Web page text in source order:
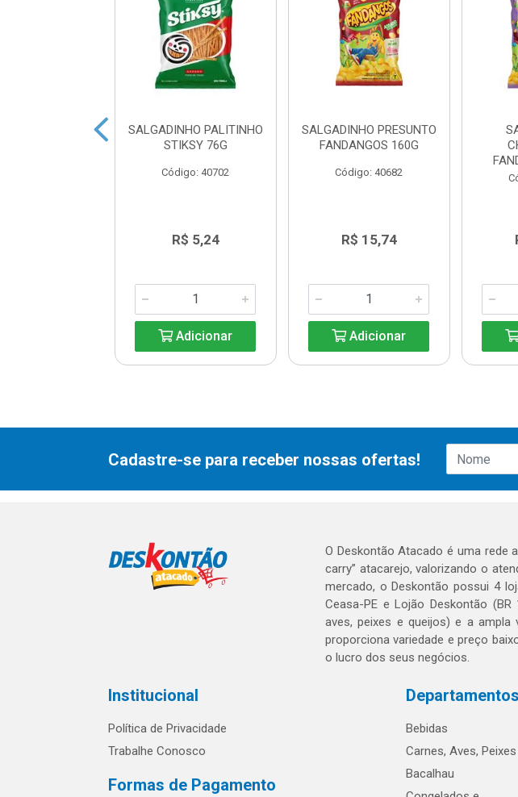
SALGADINHO PALITINHO
STIKSY 76G
Código: 40702
R$ 5,24
Adicionar
SALGADINHO PRESUNTO
FANDANGOS 160G
Código: 40682
R$ 15,74
Adicionar
Cadastre-se para receber nossas ofertas!
O Deskontão Atacado é uma rede
carry” atacarejo, valorizando o
mercado, o Deskontão possui 4
Ceasa-PE e Lojão Deskontão
aves, peixes e queijos) e a ampla
proporciona variedade e preço
o lucro dos seus negócios.
Institucional
Política de Privacidade
Trabalhe Conosco
Formas de Pagamento
Departamentos
Bebidas
Carnes, Aves,
Bacalhau